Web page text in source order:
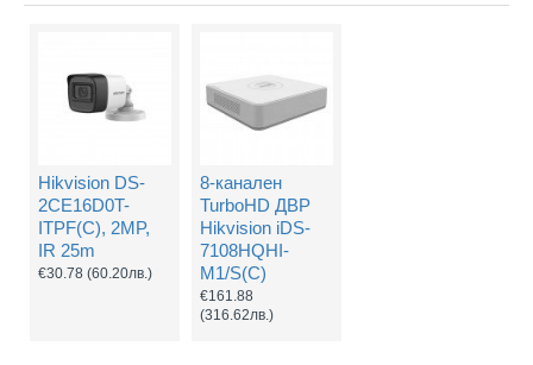
Hikvision DS-
2CE16D0T-
ITPF(C), 2MP,
IR 25m
€30.78 (60.20лв.)
8-канален
TurboHD ДВР
Hikvision iDS-
7108HQHI-
M1/S(С)
€161.88
(316.62лв.)